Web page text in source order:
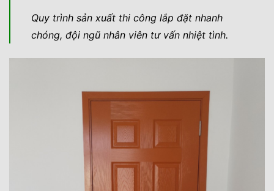
Quy trình sản xuất thi công lắp đặt nhanh
chóng, đội ngũ nhân viên tư vấn nhiệt tình.